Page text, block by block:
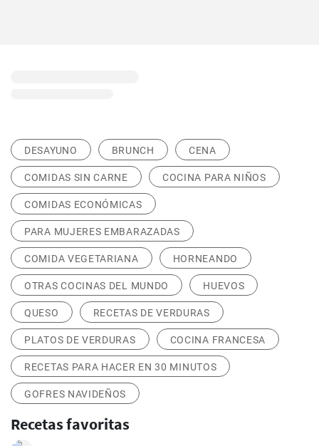
DESAYUNO BRUNCH CENA
COMIDAS SIN CARNE COCINA PARA NIÑOS
COMIDAS ECONÓMICAS
PARA MUJERES EMBARAZADAS
COMIDA VEGETARIANA HORNEANDO
OTRAS COCINAS DEL MUNDO HUEVOS
QUESO RECETAS DE VERDURAS
PLATOS DE VERDURAS COCINA FRANCESA
RECETAS PARA HACER EN 30 MINUTOS
GOFRES NAVIDEÑOS
Recetas favoritas